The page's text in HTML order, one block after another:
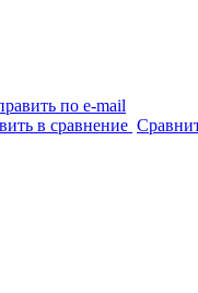
по e-mail
в сравнение